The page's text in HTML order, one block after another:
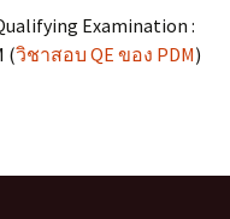
Examination :
(วิชาสอบ QE ของ PDM)